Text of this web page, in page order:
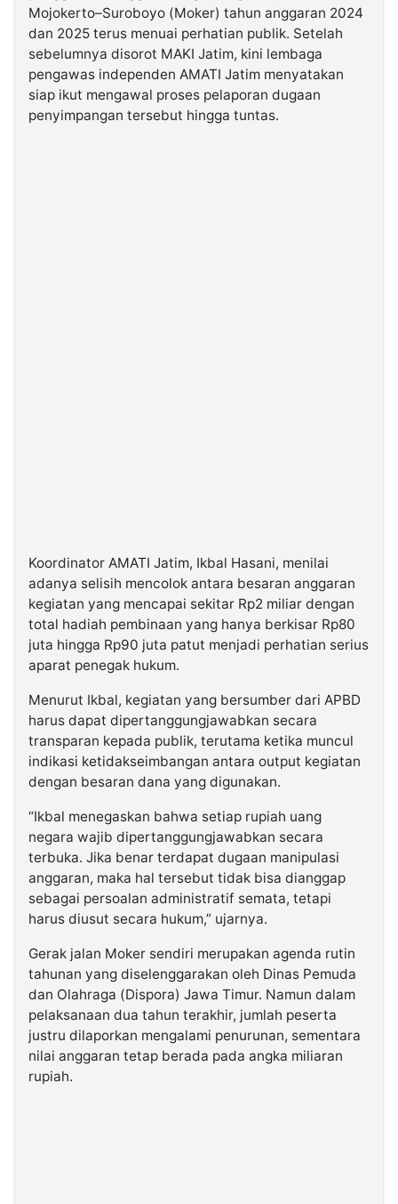
Kabarbaru.co
2026
Mojokerto–Suroboyo (Moker) tahun anggaran 2024
dan 2025 terus menuai perhatian publik. Setelah
sebelumnya disorot MAKI Jatim, kini lembaga
pengawas independen AMATI Jatim menyatakan
siap ikut mengawal proses pelaporan dugaan
penyimpangan tersebut hingga tuntas.
Koordinator AMATI Jatim, Ikbal Hasani, menilai
adanya selisih mencolok antara besaran anggaran
kegiatan yang mencapai sekitar Rp2 miliar dengan
total hadiah pembinaan yang hanya berkisar Rp80
juta hingga Rp90 juta patut menjadi perhatian serius
aparat penegak hukum.
Menurut Ikbal, kegiatan yang bersumber dari APBD
harus dapat dipertanggungjawabkan secara
transparan kepada publik, terutama ketika muncul
indikasi ketidakseimbangan antara output kegiatan
dengan besaran dana yang digunakan.
“Ikbal menegaskan bahwa setiap rupiah uang
negara wajib dipertanggungjawabkan secara
terbuka. Jika benar terdapat dugaan manipulasi
anggaran, maka hal tersebut tidak bisa dianggap
sebagai persoalan administratif semata, tetapi
harus diusut secara hukum,” ujarnya.
Gerak jalan Moker sendiri merupakan agenda rutin
tahunan yang diselenggarakan oleh Dinas Pemuda
dan Olahraga (Dispora) Jawa Timur. Namun dalam
pelaksanaan dua tahun terakhir, jumlah peserta
justru dilaporkan mengalami penurunan, sementara
nilai anggaran tetap berada pada angka miliaran
rupiah.